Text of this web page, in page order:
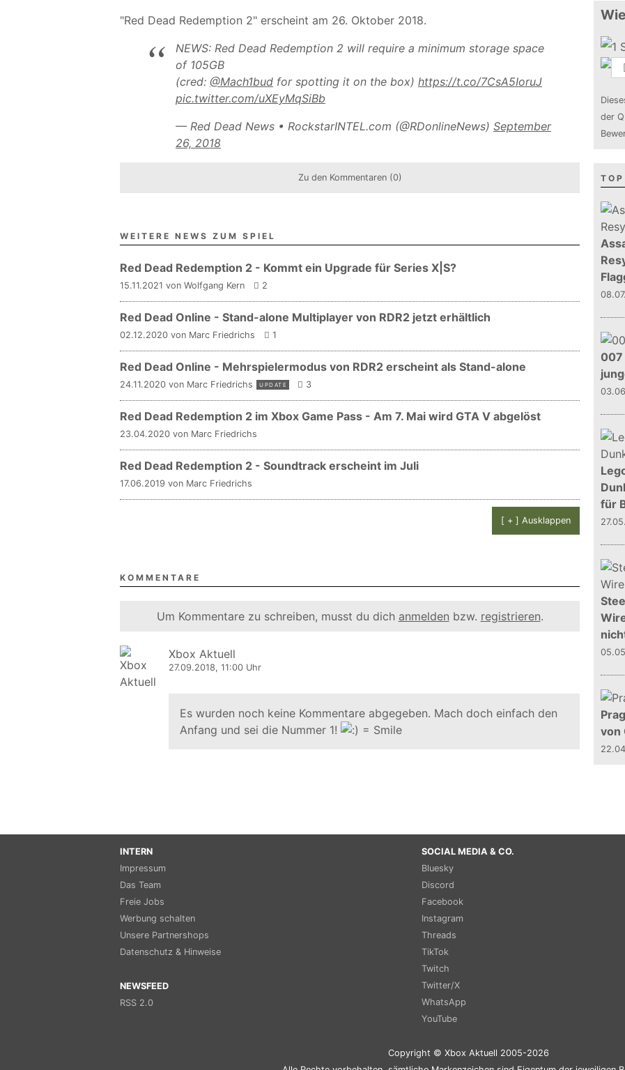
"Red Dead Redemption 2" erscheint am 26. Oktober 2018.
NEWS: Red Dead Redemption 2 will require a minimum storage space
of 105GB
(cred: @Mach1bud for spotting it on the box) https://t.co/7CsA5IoruJ
pic.twitter.com/uXEyMqSiBb
— Red Dead News • RockstarINTEL.com (@RDonlineNews) September
26, 2018
Zu den Kommentaren (0)
WEITERE NEWS ZUM SPIEL
Red Dead Redemption 2 - Kommt ein Upgrade für Series X|S?
15.11.2021 von Wolfgang Kern 2
Red Dead Online - Stand-alone Multiplayer von RDR2 jetzt erhältlich
02.12.2020 von Marc Friedrichs 1
Red Dead Online - Mehrspielermodus von RDR2 erscheint als Stand-alone
24.11.2020 von Marc Friedrichs UPDATE 3
Red Dead Redemption 2 im Xbox Game Pass - Am 7. Mai wird GTA V abgelöst
23.04.2020 von Marc Friedrichs
Red Dead Redemption 2 - Soundtrack erscheint im Juli
17.06.2019 von Marc Friedrichs
[ + ] Ausklappen
KOMMENTARE
Um Kommentare zu schreiben, musst du dich anmelden bzw. registrieren.
Xbox Aktuell
27.09.2018, 11:00 Uhr
Es wurden noch keine Kommentare abgegeben. Mach doch einfach den
Anfang und sei die Nummer 1!
der
007
für
von
INTERN
Impressum
Das Team
Freie Jobs
Werbung schalten
Unsere Partnershops
Datenschutz & Hinweise
NEWSFEED
RSS 2.0
SOCIAL MEDIA & CO.
Bluesky
Discord
Facebook
Instagram
Threads
TikTok
Twitch
Twitter/X
WhatsApp
YouTube
Copyright © Xbox Aktuell 2005-2026